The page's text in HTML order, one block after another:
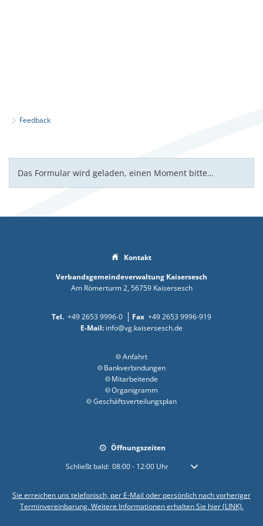
Feedback
Das Formular wird geladen, einen Moment bitte…
Kontakt
Verbandsgemeindeverwaltung Kaisersesch
Am Römerturm 2 56759 Kaisersesch
+49 2653 9996-0
+49 2653 9996-919
info@vg.kaisersesch.de
Anfahrt
Bankverbindungen
Mitarbeitende
Organigramm
Geschäftsverteilungsplan
Öffnungszeiten
Klicken, um weitere Öffnungs- oder Schließzeiten
Schließt bald: 08:00- 12:00Uhr Von 08:00 bis 12:00 Uhr
Sie erreichen uns telefonisch, per E-Mail oder persönlich nach vorheriger
Terminvereinbarung. Weitere Informationen erhalten Sie hier (LINK).